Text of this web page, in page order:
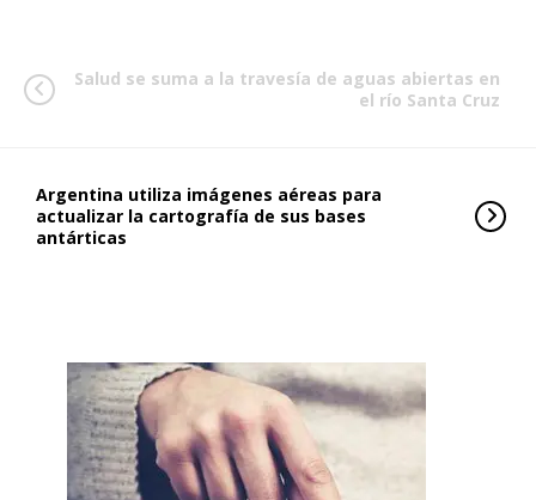
Salud se suma a la travesía de aguas abiertas en
el río Santa Cruz
Argentina utiliza imágenes aéreas para
actualizar la cartografía de sus bases
antárticas